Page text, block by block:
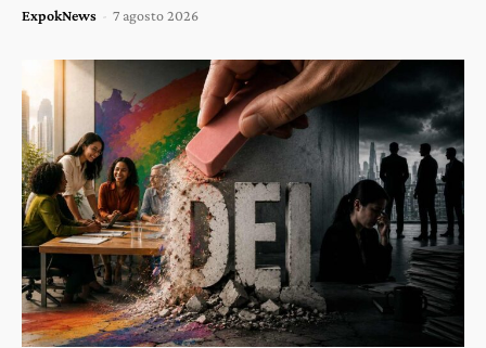
ExpokNews - 7 agosto 2026